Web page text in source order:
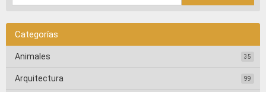
Categorías
Animales 35
Arquitectura 99